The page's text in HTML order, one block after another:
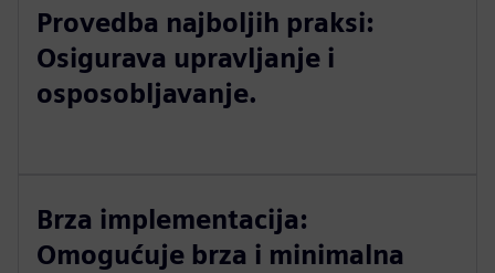
Provedba najboljih praksi:
Osigurava upravljanje i
osposobljavanje.
Brza implementacija:
Omogućuje brza i minimalna